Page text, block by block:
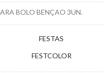
BOLO BENÇAO 3UN.
FESTAS
FESTCOLOR